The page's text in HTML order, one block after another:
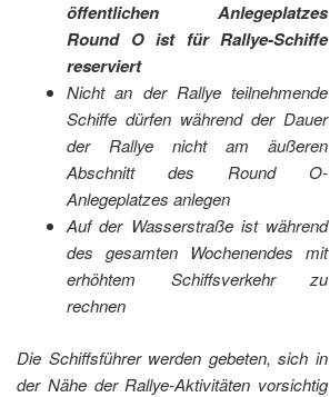
öffentlichen Anlegeplatzes
Round O ist für Rallye-Schiffe
reserviert
Nicht an der Rallye teilnehmende
Schiffe dürfen während der Dauer
der Rallye nicht am äußeren
Abschnitt des Round O-
Anlegeplatzes anlegen
Auf der Wasserstraße ist während
des gesamten Wochenendes mit
erhöhtem Schiffsverkehr zu
rechnen
Die Schiffsführer werden gebeten, sich in
der Nähe der Rallye-Aktivitäten vorsichtig